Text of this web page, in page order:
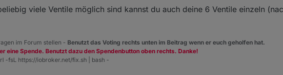
viele Ventile möglich sind kannst du auch deine 6 Ventile einzeln
im Forum stellen - Benutzt das Voting rechts unten im Beitrag wenn er euch geholfen hat.
eine Spende. Benutzt dazu den Spendenbutton oben rechts. Danke!
-fsL https://iobroker.net/fix.sh | bash -